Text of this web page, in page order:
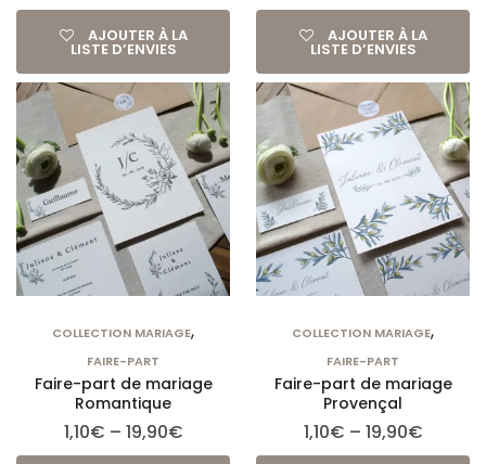
AJOUTER À LA
LISTE D’ENVIES
AJOUTER À LA
LISTE D’ENVIES
COLLECTION MARIAGE,
FAIRE-PART
Faire-part de mariage
Romantique
1,10€ – 19,90€
COLLECTION MARIAGE,
FAIRE-PART
Faire-part de mariage
Provençal
1,10€ – 19,90€